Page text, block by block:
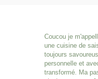
Coucou je
une cuisine de
toujours
personnelle et
transformé. Ma